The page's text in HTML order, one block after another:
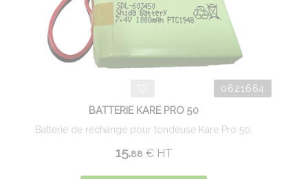
0621664
BATTERIE KARE PRO 50
Batterie de rechange pour tondeuse Kare Pro 50.
15.88 €HT